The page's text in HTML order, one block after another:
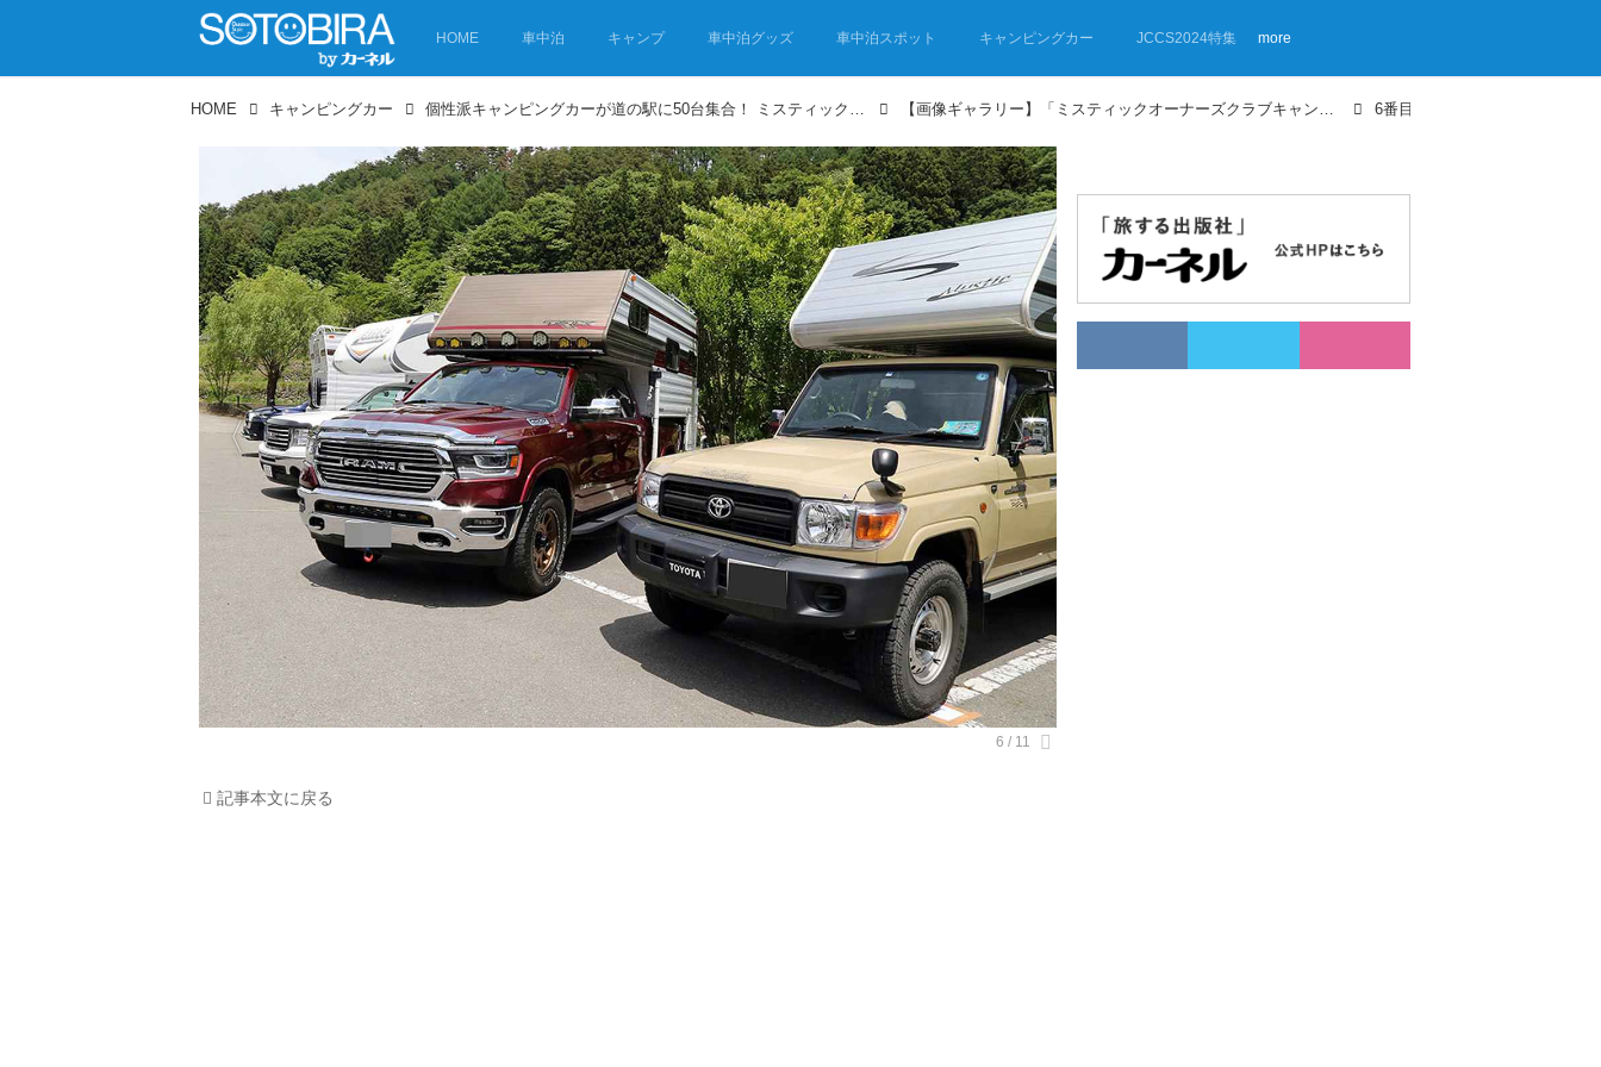
HOME 車中泊 キャンプ 車中泊グッズ 車中泊スポット キャンピングカー JCCS2024特集 more
HOME キャンピングカー 個性派キャンピングカーが道の駅に50台集合！ ミスティック・キャンプ大会イベントレポート 【画像ギャラリー】「ミスティックオーナーズクラブキャンプ大会2023」イベントレポート 6番目の画像
記事本文に戻る